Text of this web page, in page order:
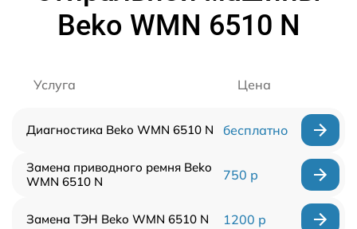
Beko WMN 6510 N
Услуга Цена
Диагностика Beko WMN 6510 N бесплатно
Замена приводного ремня Beko
WMN 6510 N
750 р
Замена ТЭН Beko WMN 6510 N 1200 р